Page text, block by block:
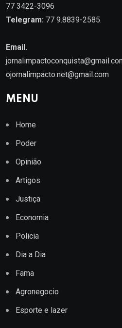
77 3422-3096
Telegram: 77 9.8839-2585.
Email.
ojornalimpacto.net@gmail.com
MENU
Home
Poder
Opinião
Artigos
Justiça
Economia
Policia
Dia a Dia
Fama
Agronegocio
Esporte e lazer